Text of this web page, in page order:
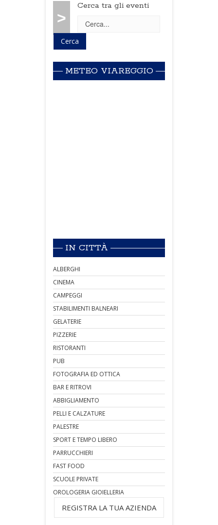
>
Cerca tra gli eventi
METEO VIAREGGIO
IN CITTÀ
ALBERGHI
CINEMA
CAMPEGGI
STABILIMENTI BALNEARI
GELATERIE
PIZZERIE
RISTORANTI
PUB
FOTOGRAFIA ED OTTICA
BAR E RITROVI
ABBIGLIAMENTO
PELLI E CALZATURE
PALESTRE
SPORT E TEMPO LIBERO
PARRUCCHIERI
FAST FOOD
SCUOLE PRIVATE
OROLOGERIA GIOIELLERIA
REGISTRA LA TUA AZIENDA